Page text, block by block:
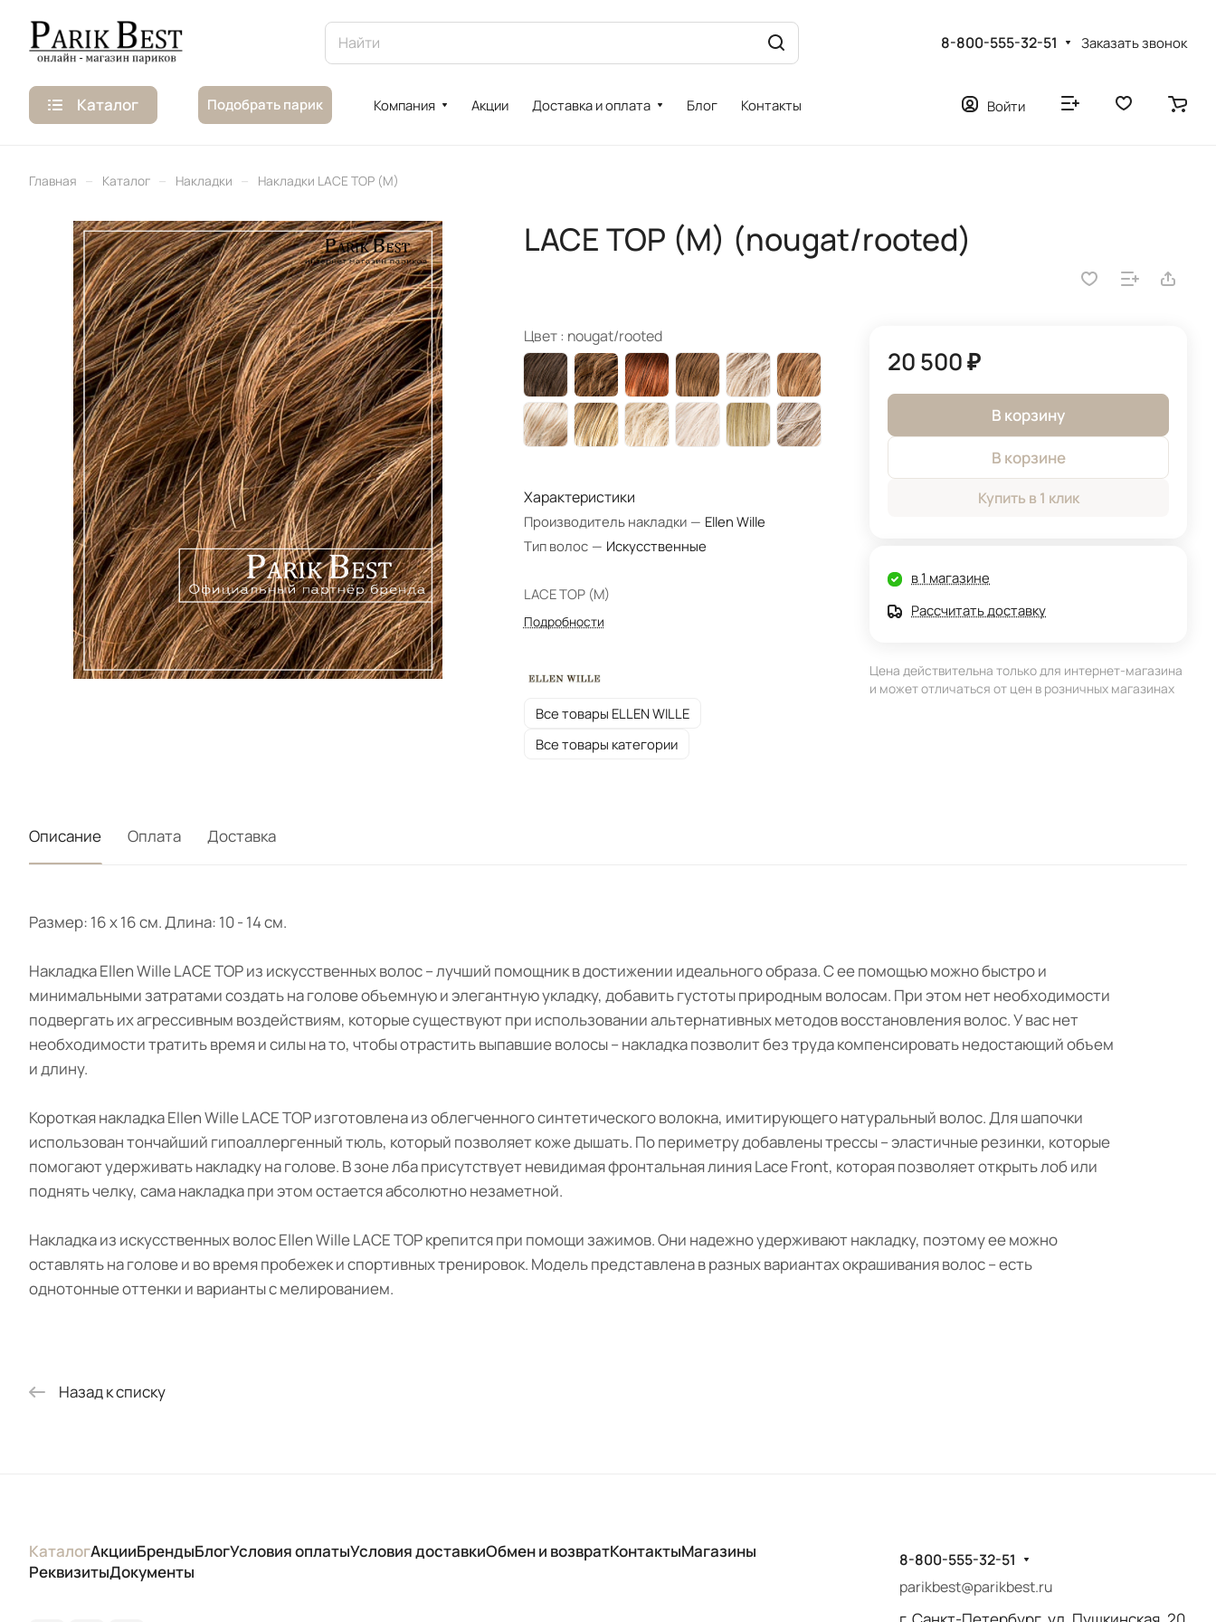
8-800-555-32-51 Заказать звонок
Каталог Подобрать парик Компания Акции Доставка и оплата Блог Контакты Войти
Главная – Каталог – Накладки – Накладки LACE TOP (M)
LACE TOP (M) (nougat/rooted)
Цвет : nougat/rooted
Характеристики
Производитель накладки — Ellen Wille
Тип волос — Искусственные
LACE TOP (M)
Подробности
Все товары ELLEN WILLE
Все товары категории
20 500 ₽
В корзину
В корзине
Купить в 1 клик
в 1 магазине
Рассчитать доставку
Цена действительна только для интернет-магазина
и может отличаться от цен в розничных магазинах
Описание Оплата Доставка
Размер: 16 x 16 см. Длина: 10 - 14 cм.
Накладка Ellen Wille LACE TOP из искусственных волос – лучший помощник в достижении идеального образа. С ее помощью можно быстро и
минимальными затратами создать на голове объемную и элегантную укладку, добавить густоты природным волосам. При этом нет необходимости
подвергать их агрессивным воздействиям, которые существуют при использовании альтернативных методов восстановления волос. У вас нет
необходимости тратить время и силы на то, чтобы отрастить выпавшие волосы – накладка позволит без труда компенсировать недостающий объем
и длину.
Короткая накладка Ellen Wille LACE TOP изготовлена из облегченного синтетического волокна, имитирующего натуральный волос. Для шапочки
использован тончайший гипоаллергенный тюль, который позволяет коже дышать. По периметру добавлены трессы – эластичные резинки, которые
помогают удерживать накладку на голове. В зоне лба присутствует невидимая фронтальная линия Lace Front, которая позволяет открыть лоб или
поднять челку, сама накладка при этом остается абсолютно незаметной.
Накладка из искусственных волос Ellen Wille LACE TOP крепится при помощи зажимов. Они надежно удерживают накладку, поэтому ее можно
оставлять на голове и во время пробежек и спортивных тренировок. Модель представлена в разных вариантах окрашивания волос – есть
однотонные оттенки и варианты с мелированием.
Назад к списку
КаталогАкцииБрендыБлогУсловия оплатыУсловия доставкиОбмен и возвратКонтактыМагазины
РеквизитыДокументы
8-800-555-32-51
parikbest@parikbest.ru